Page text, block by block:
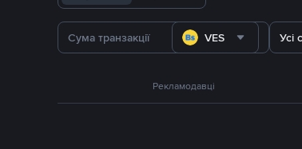
VES Усі
Рекламодавці